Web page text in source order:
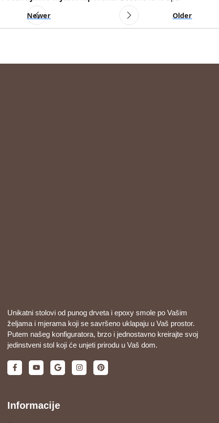
Newer Older
Unikatni stolovi od punog drveta i epoxy smole po Vašim
željama i mjerama koji se savršeno uklapaju u Vaš prostor.
Putem našeg konfiguratora, brzo i jednostavno kreirajte svoj
jedinstveni stol koji će unjeti prirodu u Vaš dom.
Informacije